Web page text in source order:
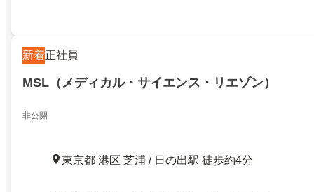
新着正社員
MSL（メディカル・サイエンス・リエゾン）
非公開
東京都 港区 芝浦 / 日の出駅 徒歩約4分